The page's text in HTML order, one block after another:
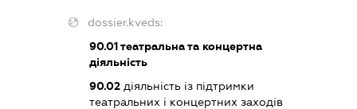
dossier.kveds:
90.01театральна та концертна
діяльність
90.02діяльність із підтримки
театральних і концертних заходів